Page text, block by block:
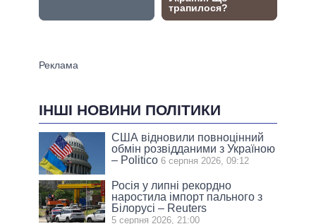
ІНШІ НОВИНИ ПОЛІТИКИ
США відновили повноцінний
обмін розвідданими з Україною
– Politico 6 серпня 2026, 09:12
Росія у липні рекордно
наростила імпорт пального з
Білорусі – Reuters
5 серпня 2026, 21:00